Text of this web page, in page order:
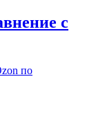
с
по